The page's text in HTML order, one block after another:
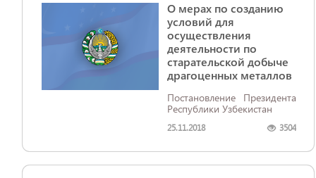
О мерах по созданию
условий для
осуществления
деятельности по
старательской добыче
драгоценных металлов
Постановление Президента
Республики Узбекистан
25.11.2018 3504